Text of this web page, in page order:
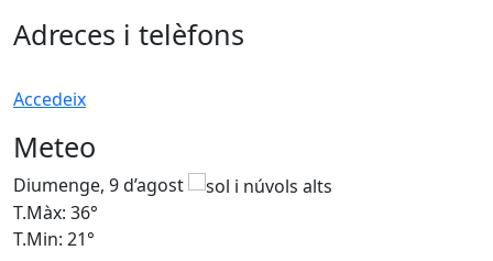
Adreces i telèfons
Accedeix
Meteo
Diumenge, 9 d’agost
T.Màx: 36°
T.Min: 21°